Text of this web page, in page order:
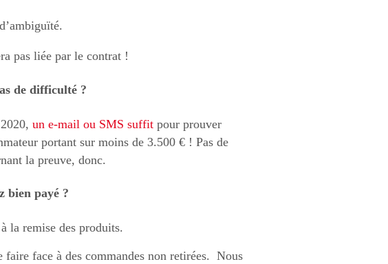
pas liée par le contrat !
de difficulté ?
un e-mail ou SMS suffit pour prouver
portant sur moins de 3.500 € ! Pas de
la preuve, donc.
bien payé ?
la remise des produits.
face à des commandes non retirées. Nous